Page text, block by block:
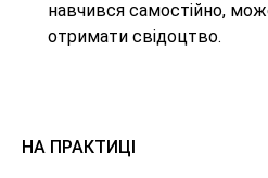
навчився самостійно,
отримати свідоцтво.
НА ПРАКТИЦІ